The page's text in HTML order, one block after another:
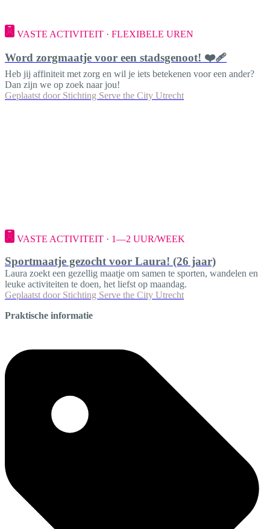
VASTE ACTIVITEIT · FLEXIBELE UREN
Word zorgmaatje voor een stadsgenoot! ❤️‍🩹
Heb jij affiniteit met zorg en wil je iets betekenen voor een ander?
Dan zijn we op zoek naar jou!
Geplaatst door Stichting Serve the City Utrecht
VASTE ACTIVITEIT · 1—2 UUR/WEEK
Sportmaatje gezocht voor Laura! (26 jaar)
Laura zoekt een gezellig maatje om samen te sporten, wandelen en
leuke activiteiten te doen, het liefst op maandag.
Geplaatst door Stichting Serve the City Utrecht
Praktische informatie